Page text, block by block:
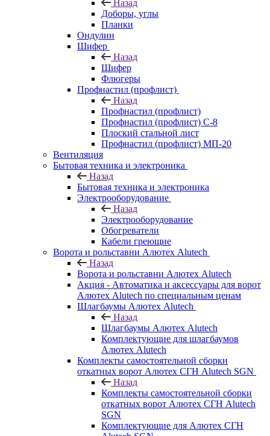
Назад
Доборы, углы
Планки
Ондулин
Шифер
Назад
Шифер
Флюгеры
Профнастил (профлист)
Назад
Профнастил (профлист)
Профнастил (профлист) С-8
Плоский стальной лист
Профнастил (профлист) МП-20
Вентиляция
Бытовая техника и электроника
Назад
Бытовая техника и электроника
Электрооборудование
Назад
Электрооборудование
Обогреватели
Кабели греющие
Ворота и рольставни Алютех Alutech
Назад
Ворота и рольставни Алютех Alutech
Акция - Автоматика и аксессуары для ворот
Алютех Alutech по специальным ценам
Шлагбаумы Алютех Alutech
Назад
Шлагбаумы Алютех Alutech
Комплектующие для шлагбаумов
Алютех Alutech
Комплекты самостоятельной сборки
откатных ворот Алютех СГН Alutech SGN
Назад
Комплекты самостоятельной сборки
откатных ворот Алютех СГН Alutech
SGN
Комплектующие для Алютех СГН